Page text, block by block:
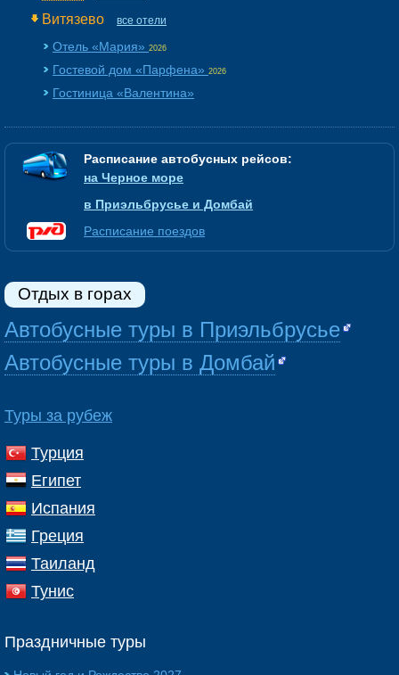
Витязево все отели
Отель «Мария» 2026
Гостевой дом «Парфена» 2026
Гостиница «Валентина»
Расписание автобусных рейсов:
на Черное море
в Приэльбрусье и Домбай
Расписание поездов
Отдых в горах
Автобусные туры в Приэльбрусье
Автобусные туры в Домбай
Туры за рубеж
Турция
Египет
Испания
Греция
Таиланд
Тунис
Праздничные туры